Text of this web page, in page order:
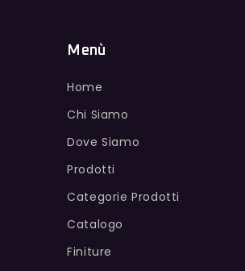
Menù
Home
Chi Siamo
Dove Siamo
Prodotti
Categorie Prodotti
Catalogo
Finiture